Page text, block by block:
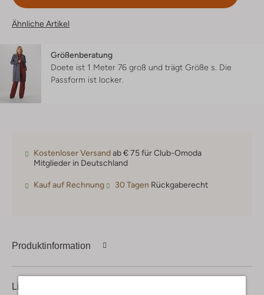
Ähnliche Artikel
Größenberatung
Doete ist 1 Meter 76 groß und trägt Größe s. Die
Passform ist locker
Kostenloser Versandab € 75 für Club-Omoda
Mitglieder in Deutschland
Kauf auf Rechnung 30 Tagen Rückgaberecht
Produktinformation
Lieferung & Rückgabe